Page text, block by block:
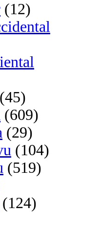
(12)
(45)
(609)
(29)
(104)
(519)
(124)